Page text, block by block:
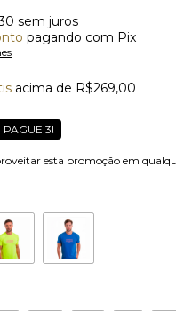
sem juros
pagando com Pix
acima de R$269,00
3!
esta promoção em